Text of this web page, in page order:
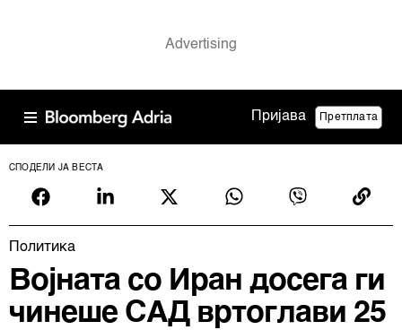
Пријава Претплата
СПОДЕЛИ ЈА ВЕСТА
Политика
Војната со Иран досега ги
чинеше САД вртоглави 25